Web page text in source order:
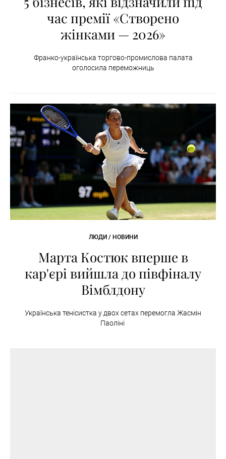
час премії «Створено
жінками — 2026»
Франко-українська торгово-промислова палата
оголосила переможниць
ЛЮДИ / НОВИНИ
Марта Костюк вперше в
кар'єрі вийшла до півфіналу
Вімблдону
Українська тенісистка у двох сетах перемогла Жасмін
Паоліні